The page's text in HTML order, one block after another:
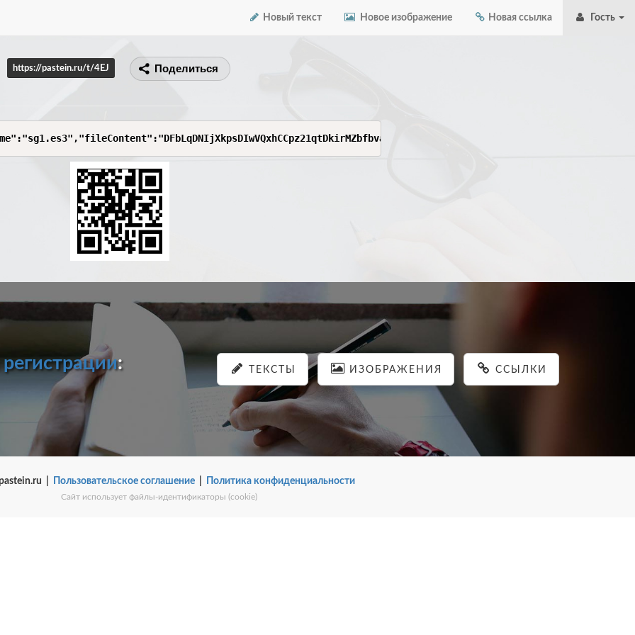
Новый текст Новое изображение Новая ссылка Гость
https://pastein.ru/t/4EJ Поделиться
регистрации: ТЕКСТЫ ИЗОБРАЖЕНИЯ ССЫЛКИ
| Пользовательское соглашение| Политика конфиденциальности
Сайт использует файлы-идентификаторы (cookie)